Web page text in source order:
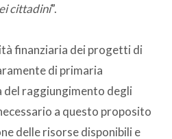
cittadini”.
finanziaria dei progetti di
di primaria
del raggiungimento degli
a questo proposito
delle risorse disponibili e